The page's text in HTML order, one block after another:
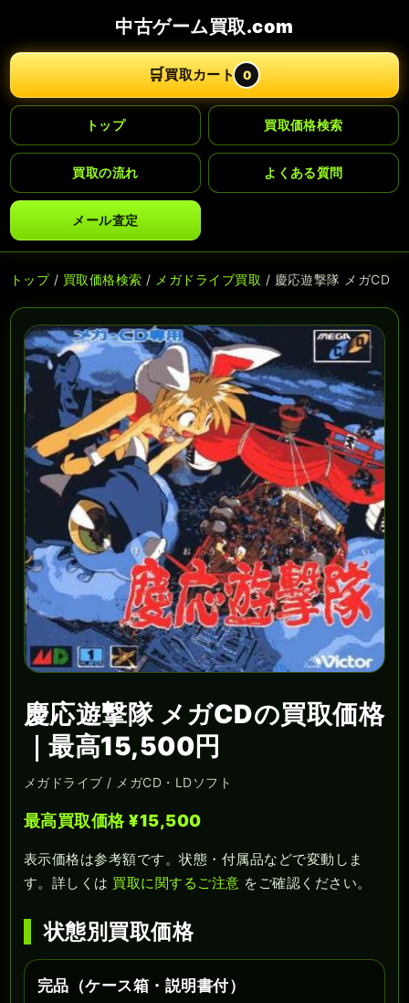
中古ゲーム買取.com
🛒買取カート 0
トップ 買取価格検索
買取の流れ よくある質問
メール査定
トップ/ 買取価格検索 / メガドライブ買取 / 慶応遊撃隊 メガCD
慶応遊撃隊 メガCDの買取価格
｜最高15,500円
メガドライブ / メガCD・LDソフト
最高買取価格 ¥15,500
表示価格は参考額です。状態・付属品などで変動しま
す。詳しくは 買取に関するご注意 をご確認ください。
状態別買取価格
完品（ケース箱・説明書付）